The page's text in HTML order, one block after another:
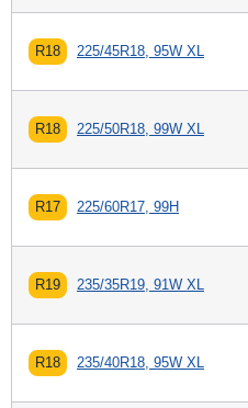
R18 225/45R18, 95W XL
R18 225/50R18, 99W XL
R17 225/60R17, 99H
R19 235/35R19, 91W XL
R18 235/40R18, 95W XL